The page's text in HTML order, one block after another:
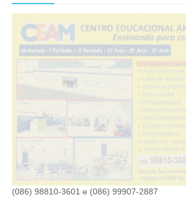
(086) 98810-3601 e (086) 99907-2887